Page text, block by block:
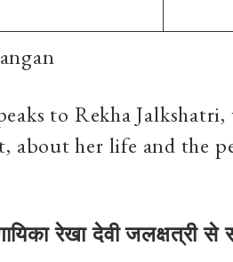
to Rekha
about her life and the
रेखा देवी जलक्षत्री से